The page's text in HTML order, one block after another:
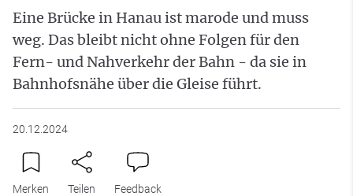
Eine Brücke in Hanau ist marode und muss
weg. Das bleibt nicht ohne Folgen für den
Fern- und Nahverkehr der Bahn - da sie in
Bahnhofsnähe über die Gleise führt.
20.12.2024
Merken Teilen Feedback